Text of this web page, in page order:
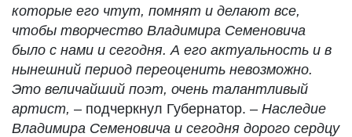
которые его чтут, помнят и делают все,
чтобы творчество Владимира Семеновича
было с нами и сегодня. А его актуальность и в
нынешний период переоценить невозможно.
Это величайший поэт, очень талантливый
артист, – подчеркнул Губернатор. – Наследие
Владимира Семеновича и сегодня дорого сердцу